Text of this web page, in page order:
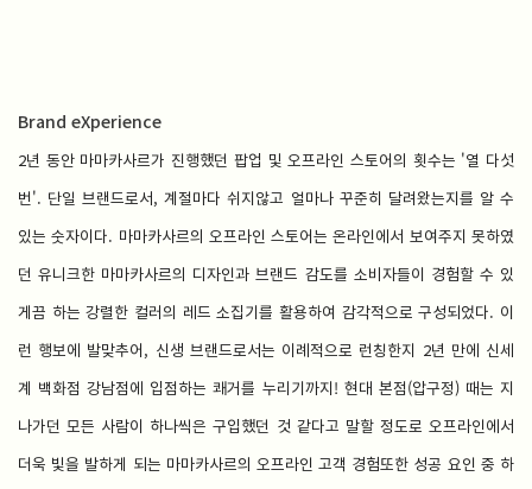
Brand eXperience
2년 동안 마마카사르가 진행했던 팝업 및 오프라인 스토어의 횟수는 '열 다섯
번'. 단일 브랜드로서, 계절마다 쉬지않고 얼마나 꾸준히 달려왔는지를 알 수
있는 숫자이다. 마마카사르의 오프라인 스토어는 온라인에서 보여주지 못하였
던 유니크한 마마카사르의 디자인과 브랜드 감도를 소비자들이 경험할 수 있
게끔 하는 강렬한 컬러의 레드 소집기를 활용하여 감각적으로 구성되었다. 이
런 행보에 발맞추어, 신생 브랜드로서는 이례적으로 런칭한지 2년 만에 신세
계 백화점 강남점에 입점하는 쾌거를 누리기까지! 현대 본점(압구정) 때는 지
나가던 모든 사람이 하나씩은 구입했던 것 같다고 말할 정도로 오프라인에서
더욱 빛을 발하게 되는 마마카사르의 오프라인 고객 경험또한 성공 요인 중 하